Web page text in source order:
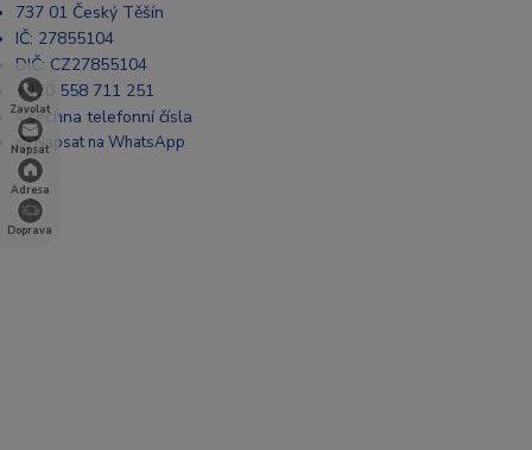
Zavolat
Napsat
Adresa
Doprava
737 01 Český Těšín
IČ: 27855104
DIČ: CZ27855104
+420 558 711 251
Všechna telefonní čísla
📩 Napsat na WhatsApp